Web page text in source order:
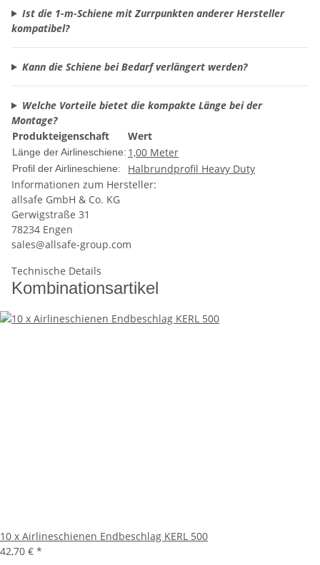
Ist die 1-m-Schiene mit Zurrpunkten anderer Hersteller
kompatibel?
Kann die Schiene bei Bedarf verlängert werden?
Welche Vorteile bietet die kompakte Länge bei der
Montage?
Produkteigenschaft
Wert
Länge der Airlineschiene: 1,00 Meter
Profil der Airlineschiene:
Halbrundprofil Heavy Duty
Informationen zum Hersteller:
allsafe GmbH & Co. KG
Gerwigstraße 31
78234 Engen
sales@allsafe-group.com
Technische Details
Kombinationsartikel
10 x Airlineschienen Endbeschlag KERL 500
42,70 € *